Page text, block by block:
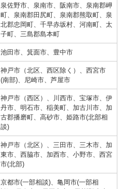
泉佐野市、泉南市、阪南市、泉南郡岬
町、泉南郡田尻町、泉南郡熊取町、泉
北郡忠岡町、千早赤坂村、河南町、太
子町、三島郡島本町
池田市、箕面市、豊中市
神戸市（北区、西区除く）、西宮市
(南部)、尼崎市、芦屋市
神戸市（西区）、川西市、宝塚市、伊
丹市、明石市、稲美町、加古川市、加
古郡播磨町、高砂市、姫路市(北部相
談)
神戸市（北区）、三田市、三木市、加
東市、西脇市、加西市、小野市、西宮
市(北部)
京都市(一部相談)、亀岡市(一部相